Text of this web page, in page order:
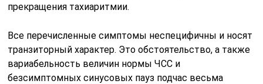
прекращения тахиаритмии.
Все перечисленные симптомы неспецифичны и носят
транзиторный характер. Это обстоятельство, а также
вариабельность величин нормы ЧСС и
безсимптомных синусовых пауз подчас весьма